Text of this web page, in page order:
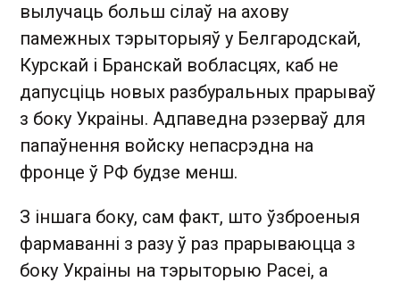
вылучаць больш сілаў на ахову
памежных тэрыторыяў у Белгародскай,
Курскай і Бранскай вобласцях, каб не
дапусціць новых разбуральных прарываў
з боку Украіны. Адпаведна рэзерваў для
папаўнення войску непасрэдна на
фронце ў РФ будзе менш.
З іншага боку, сам факт, што ўзброеныя
фармаванні з разу ў раз прарываюцца з
боку Украіны на тэрыторыю Расеі, а